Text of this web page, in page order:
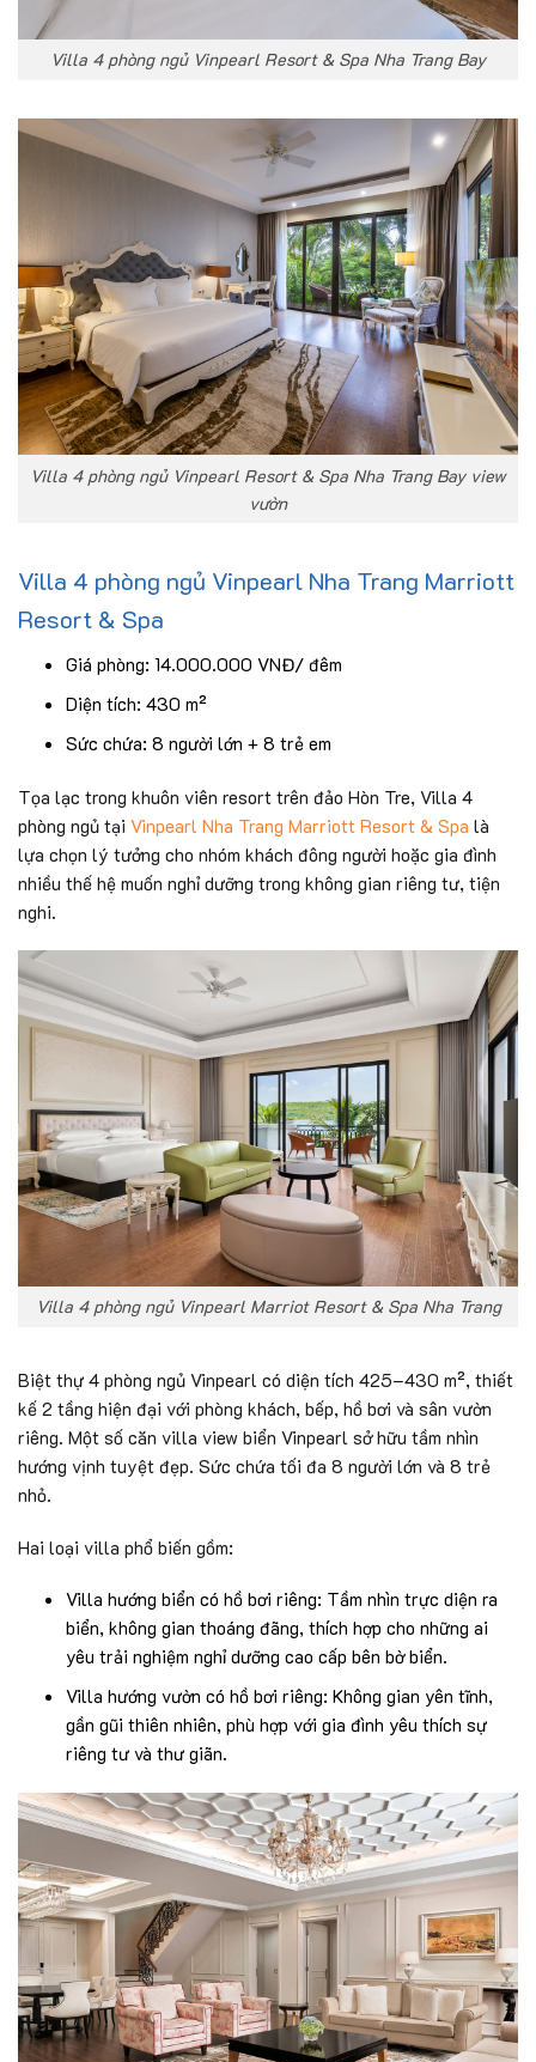
Villa 4 phòng ngủ Vinpearl Resort & Spa Nha Trang Bay
Villa 4 phòng ngủ Vinpearl Resort & Spa Nha Trang Bay view
vườn
Villa 4 phòng ngủ Vinpearl Nha Trang Marriott
Resort & Spa
Giá phòng: 14.000.000 VNĐ/ đêm
Diện tích: 430 m²
Sức chứa: 8 người lớn + 8 trẻ em
Tọa lạc trong khuôn viên resort trên đảo Hòn Tre, Villa 4
phòng ngủ tại Vinpearl Nha Trang Marriott Resort & Spa là
lựa chọn lý tưởng cho nhóm khách đông người hoặc gia đình
nhiều thế hệ muốn nghỉ dưỡng trong không gian riêng tư, tiện
nghi.
Villa 4 phòng ngủ Vinpearl Marriot Resort & Spa Nha Trang
Biệt thự 4 phòng ngủ Vinpearl có diện tích 425–430 m², thiết
kế 2 tầng hiện đại với phòng khách, bếp, hồ bơi và sân vườn
riêng. Một số căn villa view biển Vinpearl sở hữu tầm nhìn
hướng vịnh tuyệt đẹp. Sức chứa tối đa 8 người lớn và 8 trẻ
nhỏ.
Hai loại villa phổ biến gồm:
Villa hướng biển có hồ bơi riêng: Tầm nhìn trực diện ra
biển, không gian thoáng đãng, thích hợp cho những ai
yêu trải nghiệm nghỉ dưỡng cao cấp bên bờ biển.
Villa hướng vườn có hồ bơi riêng: Không gian yên tĩnh,
gần gũi thiên nhiên, phù hợp với gia đình yêu thích sự
riêng tư và thư giãn.